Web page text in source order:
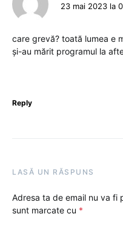
23 mai 2023 la
care grevă? toată lumea e
și-au mărit programul la
Reply
LASĂ UN RĂSPUNS
Adresa ta de email nu va fi
sunt marcate cu *